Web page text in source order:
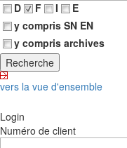
D
F I
E
y compris SN EN
y compris archives
vers la vue d'ensemble
Login
Numéro de client